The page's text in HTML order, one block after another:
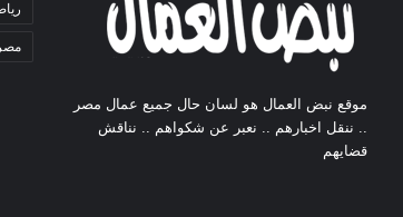
موقع نبض العمال هو لسان حال جميع عمال مصر
.. ننقل اخبارهم .. نعبر عن شكواهم .. نناقش
قضايهم
مصر